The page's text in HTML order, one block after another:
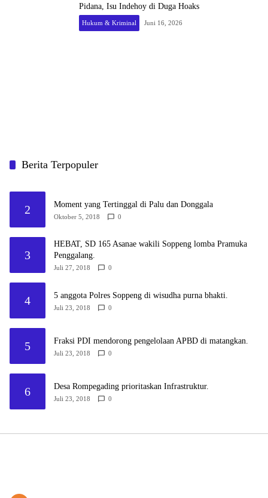
Pidana, Isu Indehoy di Duga Hoaks
Hukum & Kriminal Juni 16, 2026
Berita Terpopuler
2 Moment yang Tertinggal di Palu dan Donggala
Oktober 5, 2018 0
3
HEBAT, SD 165 Asanae wakili Soppeng lomba Pramuka
Penggalang.
Juli 27, 2018 0
4 5 anggota Polres Soppeng di wisudha purna bhakti.
Juli 23, 2018 0
5 Fraksi PDI mendorong pengelolaan APBD di matangkan.
Juli 23, 2018 0
6 Desa Rompegading prioritaskan Infrastruktur.
Juli 23, 2018 0